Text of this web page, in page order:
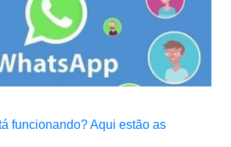
funcionando? Aqui estão as